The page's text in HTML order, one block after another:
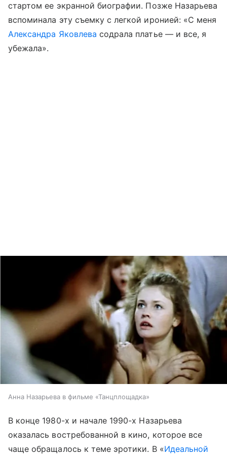
стартом ее экранной биографии. Позже Назарьева
вспоминала эту съемку с легкой иронией: «С меня
Александра Яковлева содрала платье — и все, я
убежала».
Анна Назарьева в фильме «Танцплощадка»
В конце 1980-х и начале 1990-х Назарьева
оказалась востребованной в кино, которое все
чаще обращалось к теме эротики. В «Идеальной